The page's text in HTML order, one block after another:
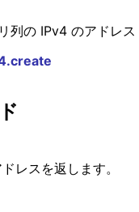
列の IPv4 のアドレス
レスを返します。